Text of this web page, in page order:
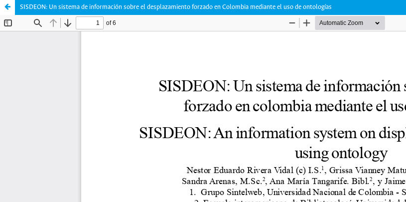
SISDEON: Un sistema de información sobre el desplazamiento forzado en Colombia mediante el uso de ontologías